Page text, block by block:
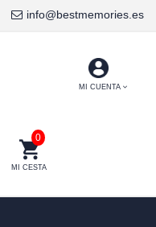
info@bestmemories.es
MI CUENTA
MI CESTA
0